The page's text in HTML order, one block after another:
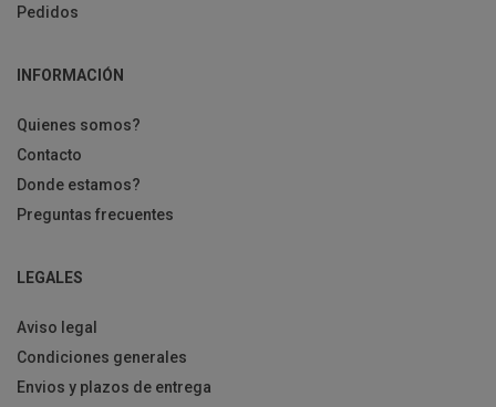
Pedidos
INFORMACIÓN
Quienes somos?
Contacto
Donde estamos?
Preguntas frecuentes
LEGALES
Aviso legal
Condiciones generales
Envios y plazos de entrega